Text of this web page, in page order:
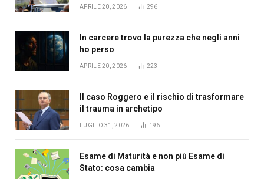
APRILE 20, 2026 296
In carcere trovo la purezza che negli anni
ho perso
APRILE 20, 2026 223
Il caso Roggero e il rischio di trasformare
il trauma in archetipo
LUGLIO 31, 2026 196
Esame di Maturità e non più Esame di
Stato: cosa cambia